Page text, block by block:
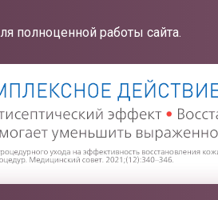
полноценной работы сайта.